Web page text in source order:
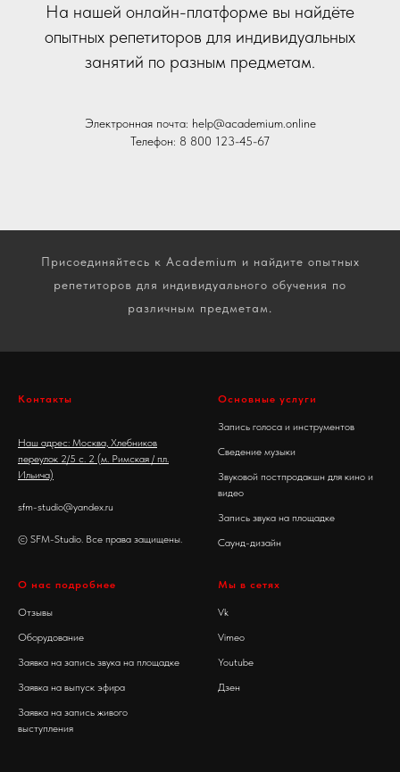
На нашей онлайн-платформе вы найдёте
опытных репетиторов для индивидуальных
занятий по разным предметам.
Электронная почта: help@academium.online
Телефон: 8 800 123-45-67
Присоединяйтесь к Academium и найдите опытных
репетиторов для индивидуального обучения по
различным предметам.
Контакты
Наш адрес: Москва, Хлебников
переулок 2/5 c. 2 (м. Римская / пл.
Ильича)
sfm-studio@yandex.ru
© SFM-Studio. Все права защищены.
Основные услуги
Запись голоса и инструментов
Сведение музыки
Звуковой постпродакшн для кино и
видео
Запись звука на площадке
Саунд-дизайн
О нас подробнее
Отзывы
Оборудование
Заявка на запись звука на площадке
Заявка на выпуск эфира
Заявка на запись живого
выступления
Мы в сетях
Vk
Vimeo
Youtube
Дзен